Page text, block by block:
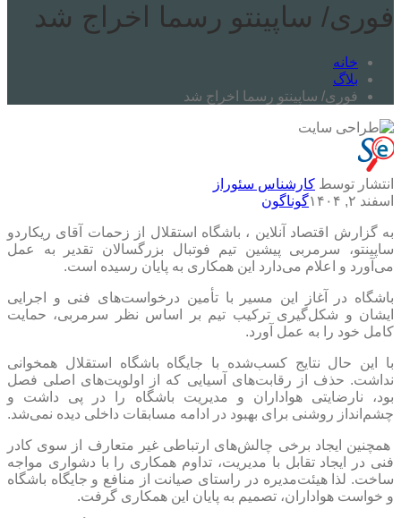
فوری/ ساپینتو رسما اخراج شد
خانه
بلاگ
فوری/ ساپینتو رسما اخراج شد
انتشار توسط کارشناس سئوراز
اسفند ۲, ۱۴۰۴
گوناگون
به گزارش اقتصاد آنلاین ، ​باشگاه استقلال از زحمات آقای ریکاردو
ساپینتو، سرمربی پیشین تیم فوتبال بزرگسالان تقدیر به عمل
می‌آورد و اعلام می‌دارد این همکاری به پایان رسیده است.
باشگاه در آغاز این مسیر با تأمین درخواست‌های فنی و اجرایی
ایشان و شکل‌گیری ترکیب تیم بر اساس نظر سرمربی، حمایت
کامل خود را به عمل آورد.
با این حال نتایج کسب‌شده با جایگاه باشگاه استقلال همخوانی
نداشت. حذف از رقابت‌های آسیایی که از اولویت‌های اصلی فصل
بود، نارضایتی هواداران و مدیریت باشگاه را در پی داشت و
چشم‌انداز روشنی برای بهبود در ادامه مسابقات داخلی دیده نمی‌شد.
همچنین ایجاد برخی چالش‌های ارتباطی غیر متعارف از سوی کادر
فنی در ایجاد تقابل با مدیریت، تداوم همکاری را با دشواری مواجه
ساخت. لذا هیئت‌مدیره در راستای صیانت از منافع و جایگاه باشگاه
و خواست هواداران، تصمیم به پایان این همکاری گرفت.